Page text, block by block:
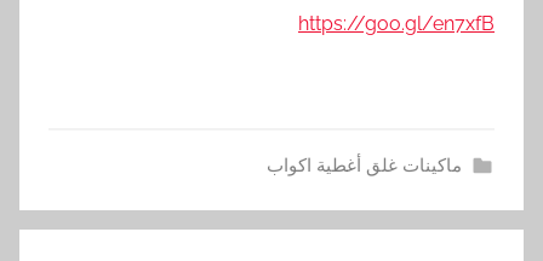
https://goo.gl/en7xfB
ماكينات غلق أغطية اكواب
ا